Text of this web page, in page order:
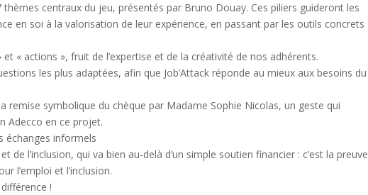
centraux du jeu, présentés par Bruno Douay. Ces piliers guideront les
en soi à la valorisation de leur expérience, en passant par les outils concrets
« actions », fruit de l’expertise et de la créativité de nos adhérents.
les plus adaptées, afin que Job’Attack réponde au mieux aux besoins du
remise symbolique du chèque par Madame Sophie Nicolas, un geste qui
Adecco en ce projet.
échanges informels
de l’inclusion, qui va bien au-delà d’un simple soutien financier : c’est la preuve
l’emploi et l’inclusion.
!